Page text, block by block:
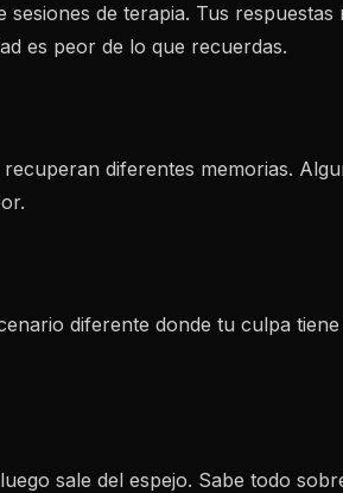
de terapia. Tus
es peor de lo que recuerdas.
diferentes memorias.
diferente donde tu culpa
sale del espejo. Sabe todo